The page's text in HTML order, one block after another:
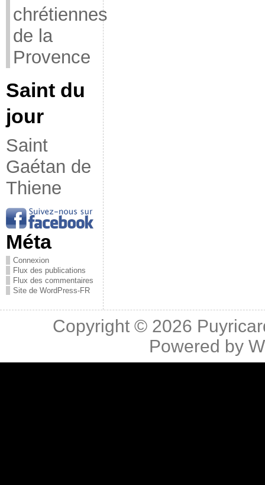
chrétiennes
de la
Provence
Saint du
jour
Saint
Gaétan de
Thiene
Méta
Connexion
Flux des publications
Flux des commentaires
Site de WordPress-FR
Copyright © 2026
Powered by